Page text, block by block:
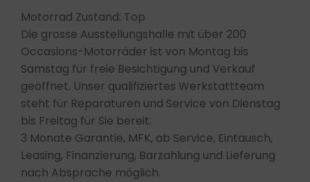
Motorrad Zustand: Top
Die grosse Ausstellungshalle mit über 200
Occasions-Motorräder ist von Montag bis
Samstag für freie Besichtigung und Verkauf
geöffnet. Unser qualifiziertes Werkstattteam
steht für Reparaturen und Service von Dienstag
bis Freitag für Sie bereit.
3 Monate Garantie, MFK, ab Service, Eintausch,
Leasing, Finanzierung, Barzahlung und Lieferung
nach Absprache möglich.